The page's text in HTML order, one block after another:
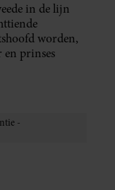
in de lijn
worden,
prinses